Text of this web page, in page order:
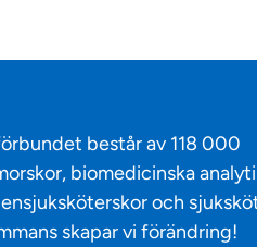
består av 118 000
biomedicinska
och
skapar vi förändring!